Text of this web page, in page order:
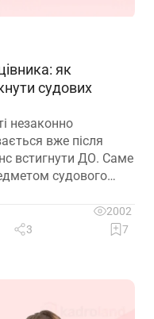
як
судових
незаконно
вже після
встигнути ДО. Саме
судового
про звільнення.
2002
3 7